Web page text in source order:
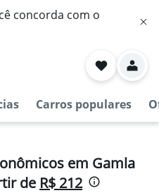
concorda com o
Carros populares
em Gamla
de R$ 212